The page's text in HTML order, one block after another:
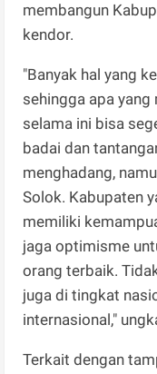
membangun
kendor.
"Banyak hal yang
sehingga apa
selama ini bisa
badai dan
menghadang,
Solok. Kabupaten
memiliki
jaga optimisme
orang terbaik.
juga di tingkat
internasional,"
Terkait dengan